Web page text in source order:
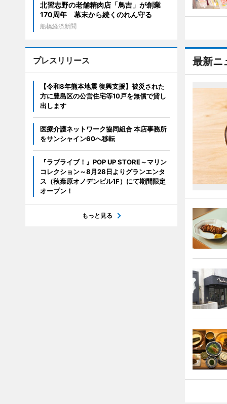
最新ニ
北習志野の老舗精肉店「鳥吉」が創業
170周年 幕末から続くのれん守る
船橋経済新聞
プレスリリース
【令和8年熊本地震 復興支援】被災された
方に豊島区の公営住宅等10戸を無償で貸し
出します
医療介護ネットワーク協同組合 本店事務所
をサンシャイン60へ移転
『ラブライブ！』POP UP STORE～マリン
コレクション～8月28日よりグランエンタ
ス（秋葉原オノデンビル1F）にて期間限定
オープン！
もっと見る